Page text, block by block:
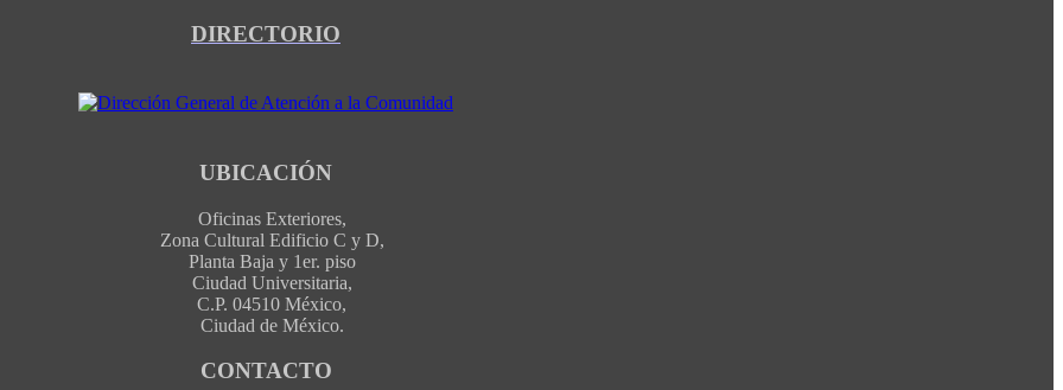
DIRECTORIO
UBICACIÓN
Oficinas Exteriores,
Zona Cultural Edificio C y D,
Planta Baja y 1er. piso
Ciudad Universitaria,
C.P. 04510 México,
Ciudad de México.
CONTACTO